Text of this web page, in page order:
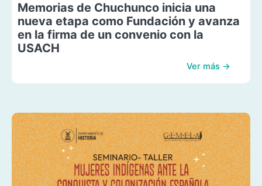
Memorias de Chuchunco inicia una
nueva etapa como Fundación y avanza
en la firma de un convenio con la
USACH
Ver más →